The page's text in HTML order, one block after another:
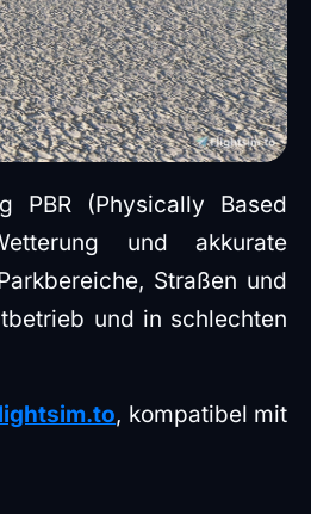
PBR (Physically Based
und akkurate
Straßen und
und in schlechten
, kompatibel mit